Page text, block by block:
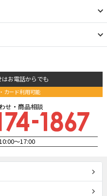
お電話からでも
カード利用可能
せ・商品相談
～17:00